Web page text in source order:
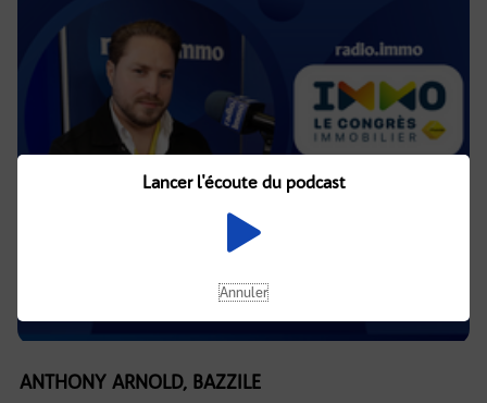
ANTHONY ARNOLD, BAZZILE
Lancer l'écoute du podcast
Annuler